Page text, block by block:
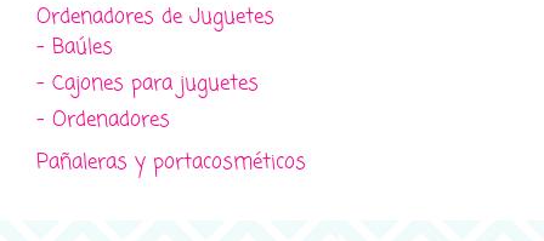
Ordenadores de Juguetes
- Baúles
- Cajones para juguetes
- Ordenadores
Pañaleras y portacosméticos